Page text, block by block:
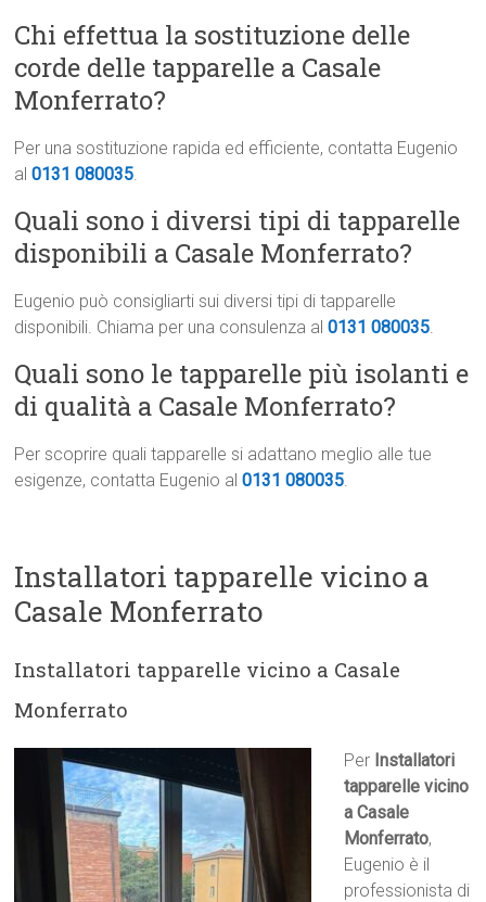
Chi effettua la sostituzione delle
corde delle tapparelle a Casale
Monferrato?
Per una sostituzione rapida ed efficiente, contatta Eugenio
al0131 080035.
Quali sono i diversi tipi di tapparelle
disponibili a Casale Monferrato?
Eugenio può consigliarti sui diversi tipi di tapparelle
disponibili. Chiama per una consulenza al0131 080035.
Quali sono le tapparelle più isolanti e
di qualità a Casale Monferrato?
Per scoprire quali tapparelle si adattano meglio alle tue
esigenze, contatta Eugenio al0131 080035.
Installatori tapparelle vicino a
Casale Monferrato
Installatori tapparelle vicino a Casale
Monferrato
Per Installatori
tapparelle vicino
a Casale
Monferrato,
Eugenio è il
professionista di